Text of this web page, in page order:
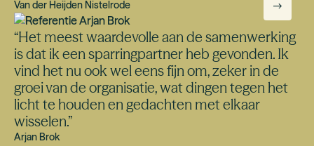
Van der Heijden Nistelrode
“Het meest waardevolle aan de samenwerking
is dat ik een sparringpartner heb gevonden. Ik
vind het nu ook wel eens fijn om, zeker in de
groei van de organisatie, wat dingen tegen het
licht te houden en gedachten met elkaar
wisselen.”
Arjan Brok